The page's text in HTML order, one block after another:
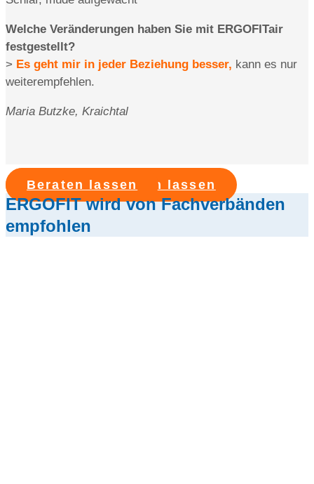
Welche Veränderungen haben Sie mit ERGOFITair
festgestellt?
> Es geht mir in jeder Beziehung besser, kann es nur
weiterempfehlen.
Maria Butzke, Kraichtal
Kostenlos beraten lassen
Beraten lassen
ERGOFIT wird von Fachverbänden
empfohlen